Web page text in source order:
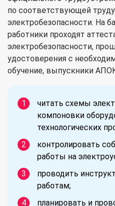
по соответствующей
электробезопасности. На
работники проходят
электробезопасности,
удостоверения с
обучение, выпускники
читать схемы
компоновки
технологических
контролировать
работы на
проводить
работам;
планировать и